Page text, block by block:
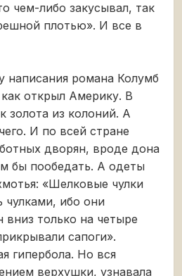
чем-либо закусывал, так
плотью». И все в
написания романа Колумб
открыл Америку. В
золота из колоний. А
И по всей стране
дворян, вроде дона
бы пообедать. А одеты
«Шелковые чулки
чулками, ибо они
вниз только на четыре
сапоги».
гипербола. Но вся
верхушки, узнавала